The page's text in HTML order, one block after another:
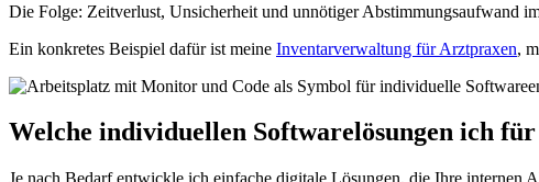
Die Folge: Zeitverlust, Unsicherheit und unnötiger Abstimmungsaufwand
Ein konkretes Beispiel dafür ist meine Inventarverwaltung für Arztpraxen,
Welche individuellen Softwarelösungen ich für